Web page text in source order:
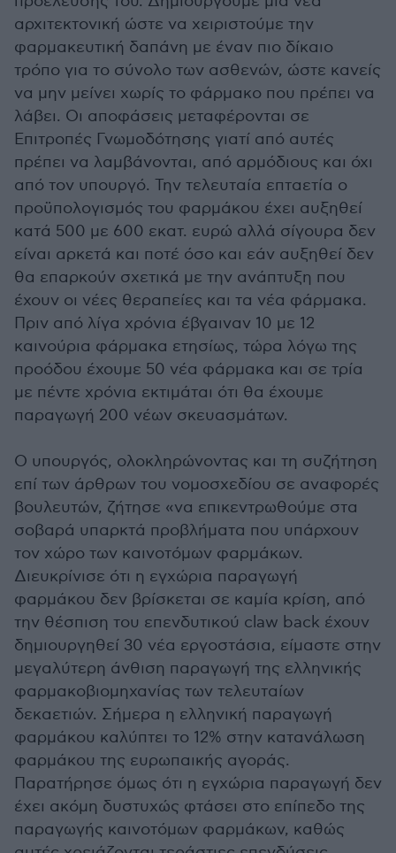
αρχιτεκτονική ώστε να χειριστούμε την
φαρμακευτική δαπάνη με έναν πιο δίκαιο
τρόπο για το σύνολο των ασθενών, ώστε κανείς
να μην μείνει χωρίς το φάρμακο που πρέπει να
λάβει. Οι αποφάσεις μεταφέρονται σε
Επιτροπές Γνωμοδότησης γιατί από αυτές
πρέπει να λαμβάνονται, από αρμόδιους και όχι
από τον υπουργό. Την τελευταία επταετία ο
προϋπολογισμός του φαρμάκου έχει αυξηθεί
κατά 500 με 600 εκατ. ευρώ αλλά σίγουρα δεν
είναι αρκετά και ποτέ όσο και εάν αυξηθεί δεν
θα επαρκούν σχετικά με την ανάπτυξη που
έχουν οι νέες θεραπείες και τα νέα φάρμακα.
Πριν από λίγα χρόνια έβγαιναν 10 με 12
καινούρια φάρμακα ετησίως, τώρα λόγω της
προόδου έχουμε 50 νέα φάρμακα και σε τρία
με πέντε χρόνια εκτιμάται ότι θα έχουμε
παραγωγή 200 νέων σκευασμάτων.
Ο υπουργός, ολοκληρώνοντας και τη συζήτηση
επί των άρθρων του νομοσχεδίου σε αναφορές
βουλευτών, ζήτησε «να επικεντρωθούμε στα
σοβαρά υπαρκτά προβλήματα που υπάρχουν
τον χώρο των καινοτόμων φαρμάκων.
Διευκρίνισε ότι η εγχώρια παραγωγή
φαρμάκου δεν βρίσκεται σε καμία κρίση, από
την θέσπιση του επενδυτικού claw back έχουν
δημιουργηθεί 30 νέα εργοστάσια, είμαστε στην
μεγαλύτερη άνθιση παραγωγή της ελληνικής
φαρμακοβιομηχανίας των τελευταίων
δεκαετιών. Σήμερα η ελληνική παραγωγή
φαρμάκου καλύπτει το 12% στην κατανάλωση
φαρμάκου της ευρωπαικής αγοράς.
Παρατήρησε όμως ότι η εγχώρια παραγωγή δεν
έχει ακόμη δυστυχώς φτάσει στο επίπεδο της
παραγωγής καινοτόμων φαρμάκων, καθώς